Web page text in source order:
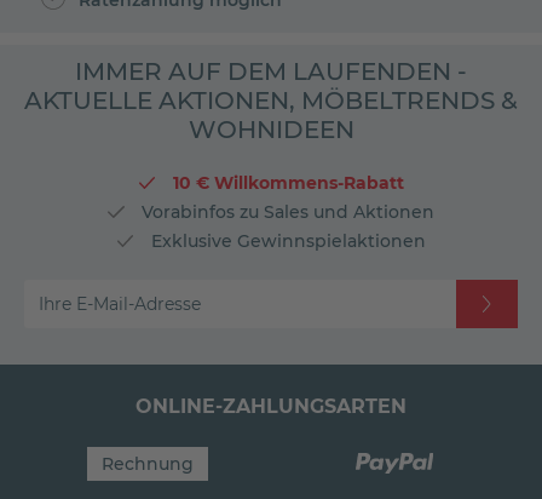
IMMER AUF DEM LAUFENDEN -
AKTUELLE AKTIONEN, MÖBELTRENDS &
WOHNIDEEN
10 € Willkommens-Rabatt
Vorabinfos zu Sales und Aktionen
Exklusive Gewinnspielaktionen
Ihre E-Mail-Adresse
ONLINE-ZAHLUNGSARTEN
Rechnung